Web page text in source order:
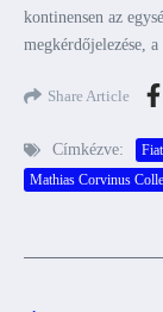
kontinensen az
megkérdőjelezése,
Share Article
Címkézve:
Mathias Corvinus